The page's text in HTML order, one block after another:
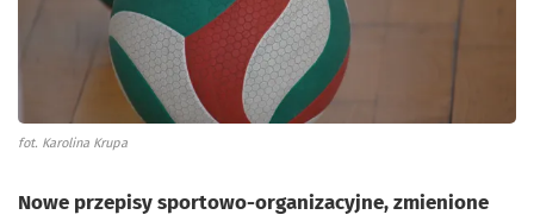
fot. Karolina Krupa
Nowe przepisy sportowo-organizacyjne, zmienione